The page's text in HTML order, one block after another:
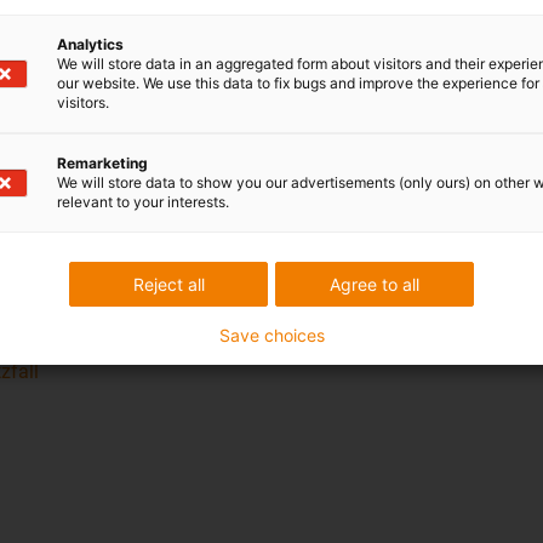
den verschiedensten Bereichen finden Sie
Analytics
We will store data in an aggregated form about visitors and their
our website. We use this data to fix bugs and improve the experience for
visitors.
Remarketing
We will store data to show you our advertisements (only ours) on other
relevant to your interests.
Agree to all
Reject all
Save choices